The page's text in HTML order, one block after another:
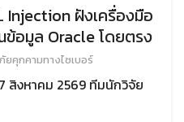
Injection ฝังเครื่องมือ
ข้อมูล Oracle โดยตรง
ยคุกคามทางไซเบอร์
สิงหาคม 2569 ทีมนักวิจัย